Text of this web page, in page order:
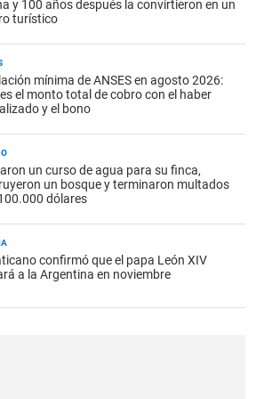
y 100 años después la convirtieron en un
turístico
mínima de ANSES en agosto 2026:
el monto total de cobro con el haber
y el bono
un curso de agua para su finca,
un bosque y terminaron multados
dólares
confirmó que el papa León XIV
a la Argentina en noviembre